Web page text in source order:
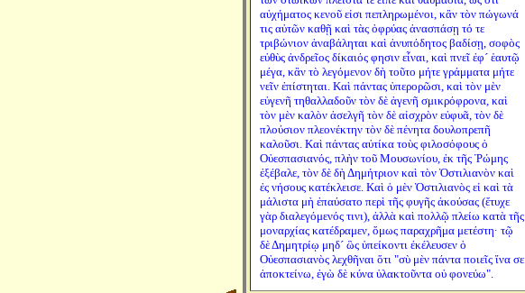
αὐχήματος κενοῦ εἰσι πεπληρωμένοι, κἂν τὸν πώγωνά
τις αὐτῶν καθῇ καὶ τὰς ὀφρύας ἀνασπάσῃ τό τε
τριβώνιον ἀναβάληται καὶ ἀνυπόδητος βαδίσῃ, σοφὸς
εὐθὺς ἀνδρεῖος δίκαιός φησιν εἶναι, καὶ πνεῖ ἐφ´ ἑαυτῷ
μέγα, κἂν τὸ λεγόμενον δὴ τοῦτο μήτε γράμματα μήτε
νεῖν ἐπίστηται. Καὶ πάντας ὑπερορῶσι, καὶ τὸν μὲν
εὐγενῆ τηθαλλαδοῦν τὸν δὲ ἀγενῆ σμικρόφρονα, καὶ
τὸν μὲν καλὸν ἀσελγῆ τὸν δὲ αἰσχρὸν εὐφυᾶ, τὸν δὲ
πλούσιον πλεονέκτην τὸν δὲ πένητα δουλοπρεπῆ
καλοῦσι. Καὶ πάντας αὐτίκα τοὺς φιλοσόφους ὁ
Οὐεσπασιανός, πλὴν τοῦ Μουσωνίου, ἐκ τῆς Ῥώμης
ἐξέβαλε, τὸν δὲ δὴ Δημήτριον καὶ τὸν Ὁστιλιανὸν καὶ
ἐς νήσους κατέκλεισε. Καὶ ὁ μὲν Ὁστιλιανὸς εἰ καὶ τὰ
μάλιστα μὴ ἐπαύσατο περὶ τῆς φυγῆς ἀκούσας (ἔτυχε
γὰρ διαλεγόμενός τινι), ἀλλὰ καὶ πολλῷ πλείω κατὰ τῆς
μοναρχίας κατέδραμεν, ὅμως παραχρῆμα μετέστη· τῷ
δὲ Δημητρίῳ μηδ´ ὣς ὑπείκοντι ἐκέλευσεν ὁ
Οὐεσπασιανὸς λεχθῆναι ὅτι "σὺ μὲν πάντα ποιεῖς ἵνα σε
ἀποκτείνω, ἐγὼ δὲ κύνα ὑλακτοῦντα οὐ φονεύω".